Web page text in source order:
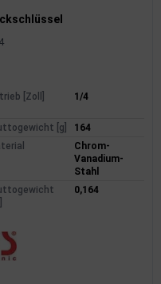
[Zoll] 1/4
[g]
164
Chrom-
Vanadium-
Stahl
0,164